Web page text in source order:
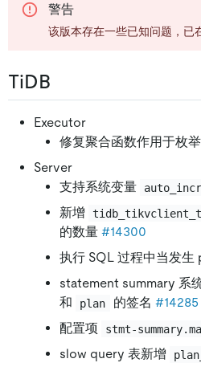
警告
该版本存在一些已知问题，已
TiDB
Executor
修复聚合函数作用于枚
Server
支持系统变量
新增
的数量 #14300
执行 SQL 过程中当发生
statement summary 系
和 plan 的签名 #14285
配置项
stmt-
slow query 表新增